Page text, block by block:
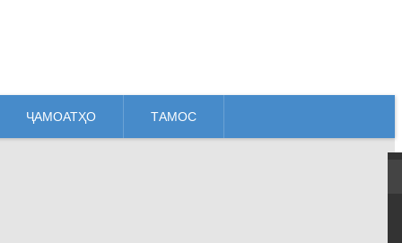
ҶАМОАТҲО ТАМОС